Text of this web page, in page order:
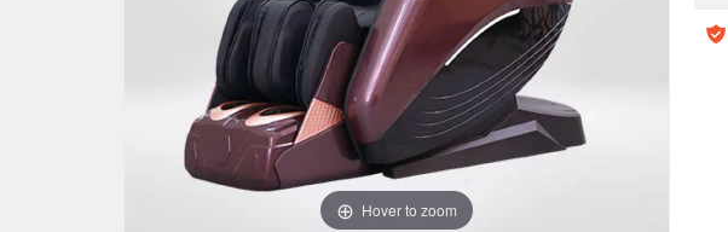
Hover to zoom